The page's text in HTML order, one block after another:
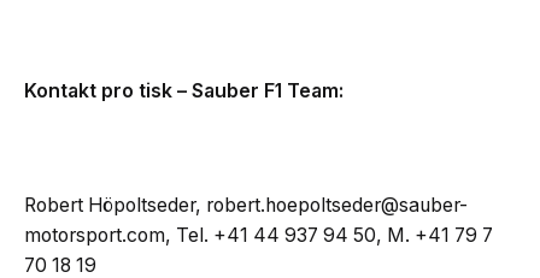
Kontakt pro tisk – Sauber F1 Team:
Robert Höpoltseder, robert.hoepoltseder@sauber-
motorsport.com, Tel. +41 44 937 94 50, M. +41 79 7
70 18 19